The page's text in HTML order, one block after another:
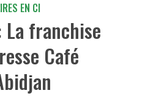
EN CI
La franchise
Café